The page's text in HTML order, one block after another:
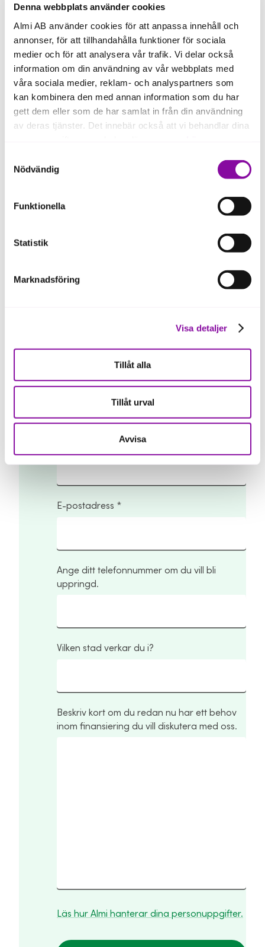
Denna webbplats använder cookies
Almi AB använder cookies för att anpassa innehåll och
annonser, för att tillhandahålla funktioner för sociala
medier och för att analysera vår trafik. Vi delar också
information om din användning av vår webbplats med
våra sociala medier, reklam- och analyspartners som
kan kombinera den med annan information som du har
gett dem eller som de har samlat in från din användning
av deras tjänster. Det innebär också att vi behandlar dina
Om du klickar på avvisa kommer användning av kakor
eller delning av information enligt ovan, inte att ske,
förutom för kakor som är nödvändiga för att hemsidan
ska fungera se mer under inställningar.
Nödvändig
Funktionella
Statistik
Marknadsföring
Visa detaljer
Tillåt alla
Tillåt urval
Avvisa
"Hela processen har
varit fantastiskt smidig.
Det har varit en enorm
trygghet att ha med
Almi. Utan dem hade vi
Tidlösa Design
För- och efternamn
Fyll i företagets organisationsnummer
E-postadress
Ange ditt telefonnummer om du vill bli
uppringd.
Vilken stad verkar du i?
Beskriv kort om du redan nu har ett behov
inom finansiering du vill diskutera med oss.
Läs hur Almi hanterar dina personuppgifter.